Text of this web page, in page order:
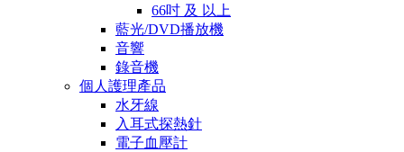
66吋 及 以上
藍光/DVD播放機
音響
錄音機
個人護理產品
水牙線
入耳式探熱針
電子血壓計